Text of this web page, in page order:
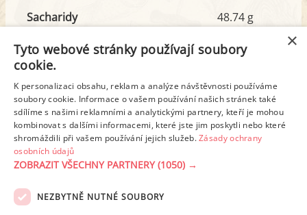
Sacharidy
z toho cukr
48.74 g
34.65 g
Tuk
z toho nas. mastné kyseliny
22.48 g
11.43 g
Detailní rozpis
×
Tyto webové stránky používají soubory
cookie.
K personalizaci obsahu, reklam a analýze návštěvnosti používáme
soubory cookie. Informace o vašem používání našich stránek také
sdílíme s našimi reklamními a analytickými partnery, kteří je mohou
kombinovat s dalšími informacemi, které jste jim poskytli nebo které
shromáždili při vašem používání jejich služeb.Zásady ochrany
osobních údajů
ZOBRAZIT VŠECHNY PARTNERY(1050) →
NEZBYTNĚ NUTNÉ SOUBORY